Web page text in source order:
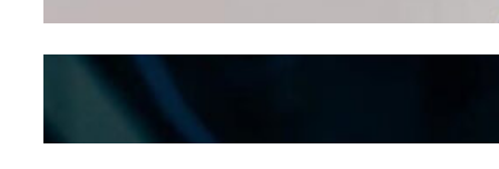
Kepribadian